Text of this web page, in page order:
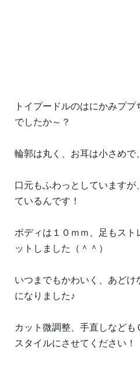
トイプードルのはにかみプ
でしたか～？
輪郭は丸く、お耳は小さめで
口元もふわっとしていますが
ているんです！
ボディは１０ｍｍ、足もスト
ットしました（＾＾）
いつまでもかわいく、あど
になりました♪
カット微調整、手直しなど
スタイルにさせてください！